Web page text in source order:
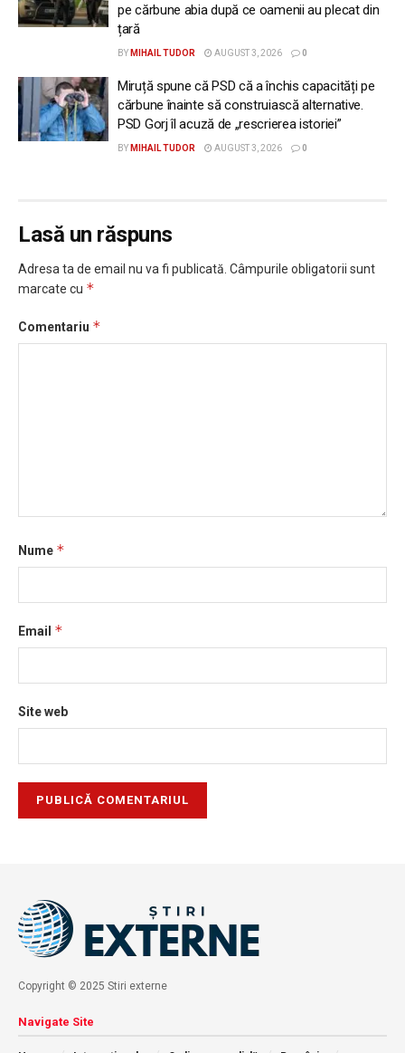
pe cărbune abia după ce oamenii au plecat din
țară
BY MIHAIL TUDOR AUGUST 3, 2026 0
Miruță spune că PSD că a închis capacități pe
cărbune înainte să construiască alternative.
PSD Gorj îl acuză de „rescrierea istoriei”
BY MIHAIL TUDOR AUGUST 3, 2026 0
Lasă un răspuns
Adresa ta de email nu va fi publicată. Câmpurile obligatorii sunt
marcate cu *
Comentariu *
Nume *
Email *
Site web
Copyright © 2025 Stiri externe
Navigate Site